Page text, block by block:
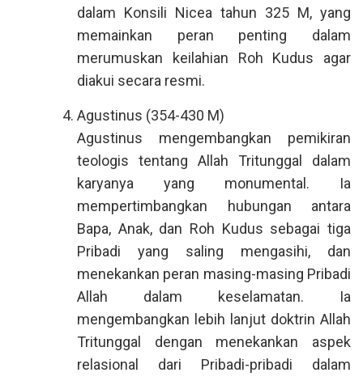
dalam Konsili Nicea tahun 325 M, yang
memainkan peran penting dalam
merumuskan keilahian Roh Kudus agar
diakui secara resmi.
Agustinus (354-430 M)
Agustinus mengembangkan pemikiran
teologis tentang Allah Tritunggal dalam
karyanya yang monumental. Ia
mempertimbangkan hubungan antara
Bapa, Anak, dan Roh Kudus sebagai tiga
Pribadi yang saling mengasihi, dan
menekankan peran masing-masing Pribadi
Allah dalam keselamatan. Ia
mengembangkan lebih lanjut doktrin Allah
Tritunggal dengan menekankan aspek
relasional dari Pribadi-pribadi dalam